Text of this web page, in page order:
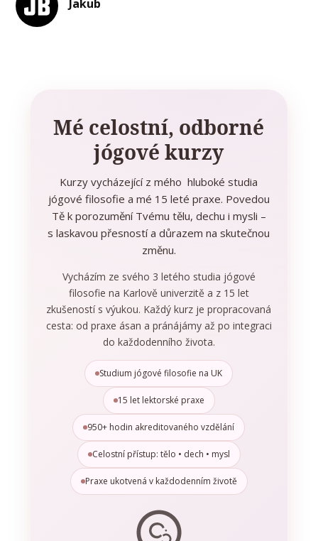
Jakub
Mé celostní, odborné
jógové kurzy
Kurzy vycházející z mého hluboké studia
jógové filosofie a mé 15 leté praxe. Povedou
Tě k porozumění Tvému tělu, dechu i mysli –
s laskavou přesností a důrazem na skutečnou
změnu.
Vycházím ze svého 3 letého studia jógové
filosofie na Karlově univerzitě a z 15 let
zkušeností s výukou. Každý kurz je propracovaná
cesta: od praxe ásan a pránájámy až po integraci
do každodenního života.
Studium jógové filosofie na UK
15 let lektorské praxe
950+ hodin akreditovaného vzdělání
Celostní přístup: tělo • dech • mysl
Praxe ukotvená v každodenním životě